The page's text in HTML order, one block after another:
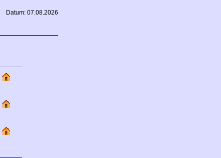
Datum: 07.08.2026